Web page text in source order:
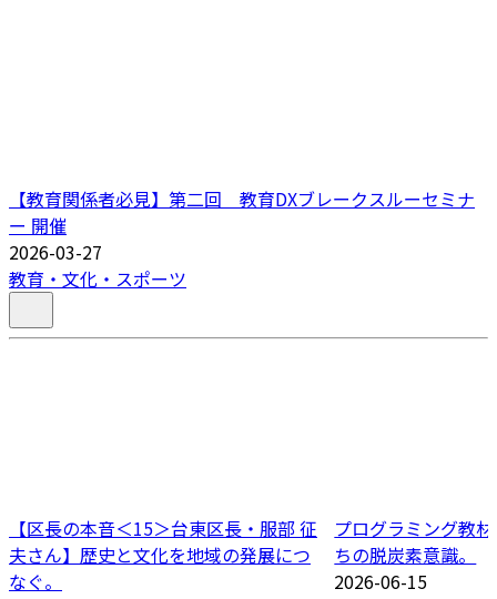
【教育関係者必見】第二回 教育DXブレークスルーセミナ
ー 開催
2026-03-27
教育・文化・スポーツ
【区長の本音＜15＞台東区長・服部 征
夫さん】歴史と文化を地域の発展につ
なぐ。
プログラミング教
ちの脱炭素意識。
2026-06-15